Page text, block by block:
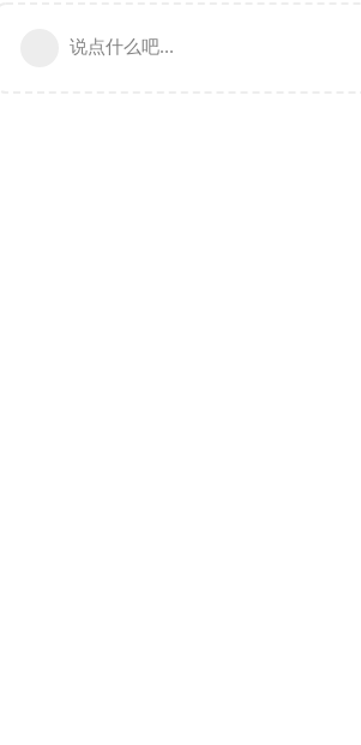
说点什么吧...